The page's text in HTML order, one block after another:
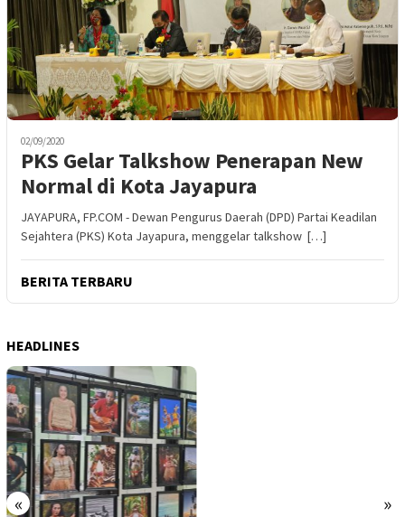
02/09/2020
PKS Gelar Talkshow Penerapan New
Normal di Kota Jayapura
JAYAPURA, FP.COM - Dewan Pengurus Daerah (DPD) Partai Keadilan
Sejahtera (PKS) Kota Jayapura, menggelar talkshow […]
BERITA TERBARU
HEADLINES
« »